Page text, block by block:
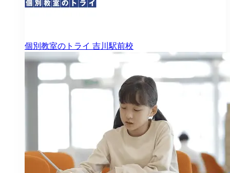
個別教室のトライ 吉川駅前校